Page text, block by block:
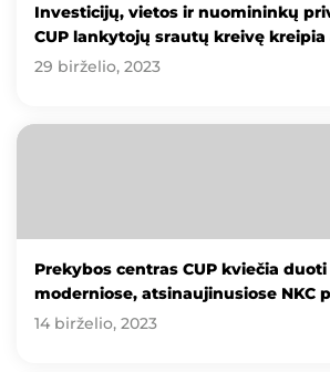
Investicijų, vietos ir nuomininkų
CUP lankytojų srautų kreivę
29 birželio, 2023
Prekybos centras CUP kviečia
moderniose, atsinaujinusiose NKC
14 birželio, 2023